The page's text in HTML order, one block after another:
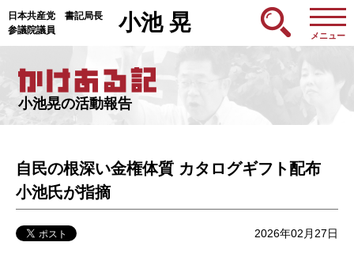
日本共産党 書記局長
参議院議員
小池 晃
メニュー
小池晃の活動報告
自民の根深い金権体質 カタログギフト配布
小池氏が指摘
2026年02月27日